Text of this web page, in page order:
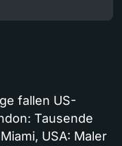
fallen US-
Tausende
USA: Maler